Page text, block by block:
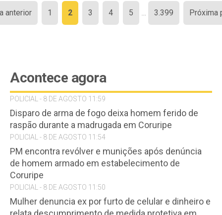
Paginação
de
anterior 1 2 3 4 5 … 3.399 Próxima
Acontece agora
POLICIAL - 8 DE AGOSTO 11:59
Disparo de arma de fogo deixa homem ferido de
raspão durante a madrugada em Coruripe
POLICIAL - 8 DE AGOSTO 11:54
PM encontra revólver e munições após denúncia
de homem armado em estabelecimento de
Coruripe
POLICIAL - 8 DE AGOSTO 11:50
Mulher denuncia ex por furto de celular e dinheiro e